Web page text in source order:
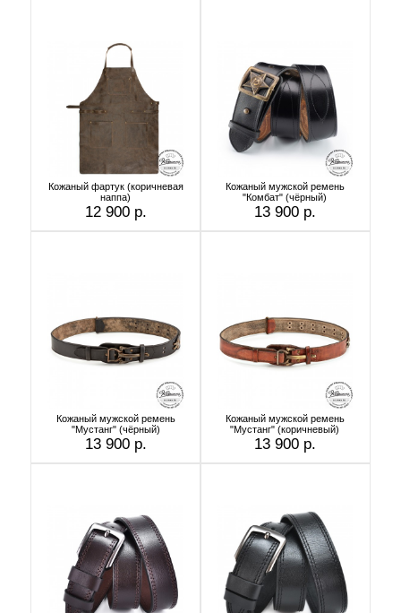
Кожаный фартук (коричневая
наппа)
12 900 р.
Кожаный мужской ремень
"Комбат" (чёрный)
13 900 р.
Кожаный мужской ремень
"Мустанг" (чёрный)
13 900 р.
Кожаный мужской ремень
"Мустанг" (коричневый)
13 900 р.